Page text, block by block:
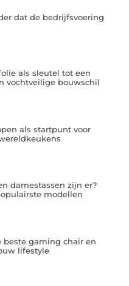
dat de bedrijfsvoering
als sleutel tot een
vochtveilige bouwschil
als startpunt voor
damestassen zijn er?
modellen
beste gaming chair en
lifestyle